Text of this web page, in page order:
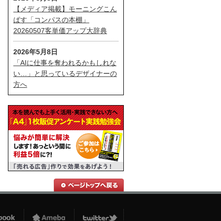
【メディア掲載】モーニングこん
ぱす「コンパスの本棚」
20260507客単価アップ大辞典
2026年5月8日
「AIに仕事を奪われるかもしれな
い…」と思っているデザイナーの
方へ